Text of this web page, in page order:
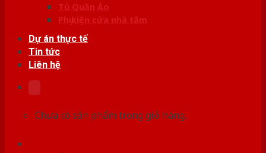
Tủ Quần Áo
Phụ kiện cửa nhà tắm
Dự án thực tế
Tin tức
Liên hệ
Chưa có sản phẩm trong giỏ hàng.